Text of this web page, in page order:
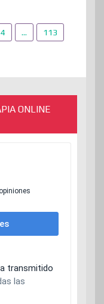
4 …
113
ONLINE